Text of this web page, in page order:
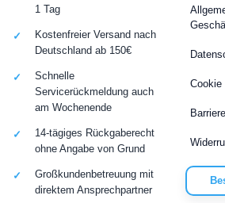
Cookie
1 Tag
Kostenfreier Versand nach
Deutschland ab 150€
Schnelle
Servicerückmeldung auch
am Wochenende
14-tägiges Rückgaberecht
ohne Angabe von Grund
Großkundenbetreuung mit
direktem Ansprechpartner